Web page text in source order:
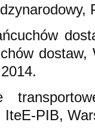
IteE-PIB,